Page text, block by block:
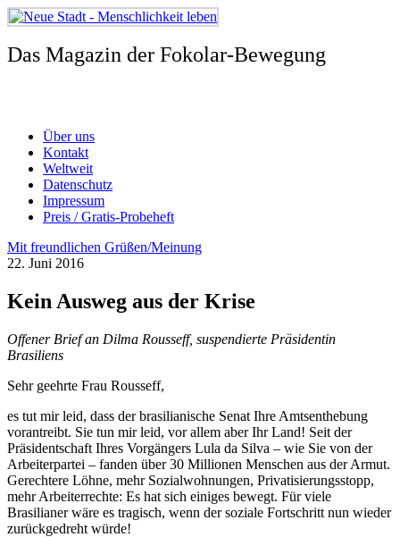
Zum
Inhalt
springen
Das Magazin der Fokolar-Bewegung
Über uns
Kontakt
Weltweit
Datenschutz
Impressum
Preis / Gratis-Probeheft
Mit freundlichen Grüßen/Meinung
22. Juni 2016
Kein Ausweg aus der Krise
Offener Brief an Dilma Rousseff, suspendierte Präsidentin
Brasiliens
Sehr geehrte Frau Rousseff,
es tut mir leid, dass der brasilianische Senat Ihre Amtsenthebung
vorantreibt. Sie tun mir leid, vor allem aber Ihr Land! Seit der
Präsidentschaft Ihres Vorgängers Lula da Silva – wie Sie von der
Arbeiterpartei – fanden über 30 Millionen Menschen aus der Armut.
Gerechtere Löhne, mehr Sozialwohnungen, Privatisierungsstopp,
mehr Arbeiterrechte: Es hat sich einiges bewegt. Für viele
Brasilianer wäre es tragisch, wenn der soziale Fortschritt nun wieder
zurückgedreht würde!